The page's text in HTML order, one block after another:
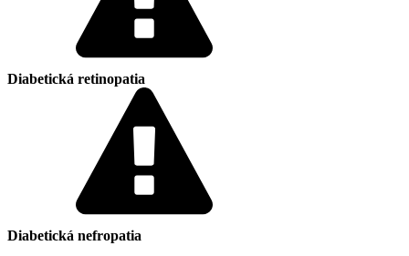
Diabetická retinopatia
Diabetická nefropatia